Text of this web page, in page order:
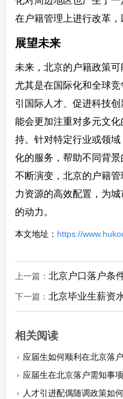
在户籍管理上进行改革，
展望未来
未来，北京的户籍政策可
尤其是在国际化和全球
引国际人才、促进科技
能会更加注重对多元文
持。针对特定行业或领
化的服务，帮助不同背
不断演变，北京的户籍
力资源的高效配置，为
的动力。
本文地址： https://
上一篇： 北京户口落户条
下一篇： 北京毕业生薪资
相关阅读
应届生如何顺利在北京落
应届生在北京落户需知事
人才引进配偶随调政策如